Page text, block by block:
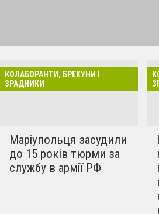
законом про
нову рубрику.
ідентифікувати зрадників
«сочувствующих».
КОЛАБОРАНТИ, БРЕХУНИ І
ЗРАДНИКИ
Маріупольця засудили
до 15 років тюрми за
службу в армії РФ